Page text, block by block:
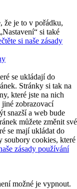
že je to v pořádku,
si také
si naše zásady
se ukládají do
Stránky si tak na
které jste na nich
zobrazovací
snazší a web bude
můžete změnit své
se mají ukládat do
soubory cookies, které
zásady používání
možné je vypnout.